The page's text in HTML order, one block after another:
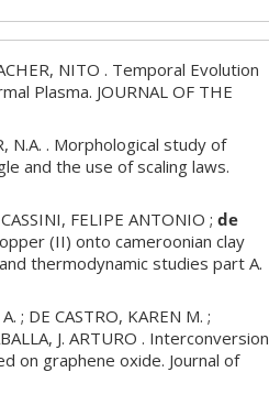
NITO . Temporal Evolution
Plasma. JOURNAL OF THE
N.A. . Morphological study of
and the use of scaling laws.
FELIPE ANTONIO ; de
(II) onto cameroonian clay
thermodynamic studies part A.
; DE CASTRO, KAREN M. ;
J. ARTURO . Interconversion
on graphene oxide. Journal of